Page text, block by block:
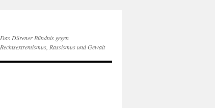
Das Dürener Bündnis gegen
Rechtsextremismus, Rassismus und Gewalt